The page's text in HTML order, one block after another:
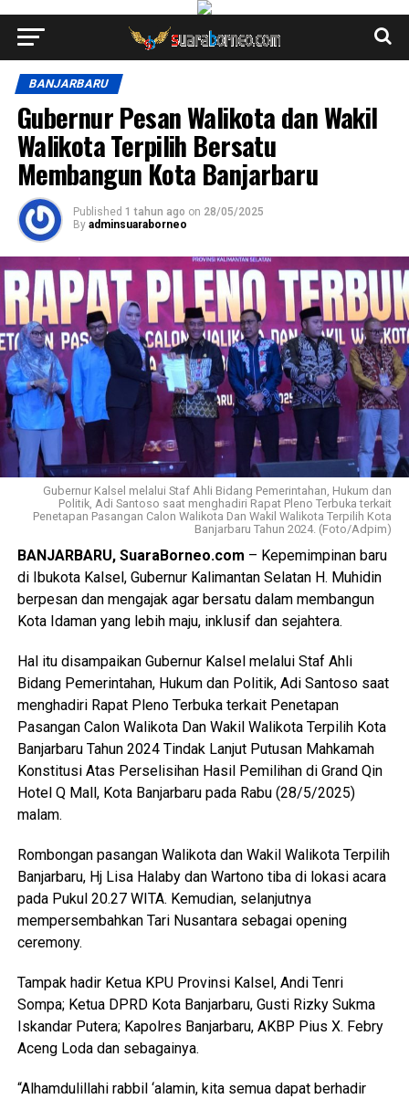
BANJARBARU
Gubernur Pesan Walikota dan Wakil
Walikota Terpilih Bersatu
Membangun Kota Banjarbaru
Published 1 tahun ago on 28/05/2025
By adminsuaraborneo
Gubernur Kalsel melalui Staf Ahli Bidang Pemerintahan, Hukum dan
Politik, Adi Santoso saat menghadiri Rapat Pleno Terbuka terkait
Penetapan Pasangan Calon Walikota Dan Wakil Walikota Terpilih Kota
Banjarbaru Tahun 2024. (Foto/Adpim)
BANJARBARU, SuaraBorneo.com – Kepemimpinan baru
di Ibukota Kalsel, Gubernur Kalimantan Selatan H. Muhidin
berpesan dan mengajak agar bersatu dalam membangun
Kota Idaman yang lebih maju, inklusif dan sejahtera.
Hal itu disampaikan Gubernur Kalsel melalui Staf Ahli
Bidang Pemerintahan, Hukum dan Politik, Adi Santoso saat
menghadiri Rapat Pleno Terbuka terkait Penetapan
Pasangan Calon Walikota Dan Wakil Walikota Terpilih Kota
Banjarbaru Tahun 2024 Tindak Lanjut Putusan Mahkamah
Konstitusi Atas Perselisihan Hasil Pemilihan di Grand Qin
Hotel Q Mall, Kota Banjarbaru pada Rabu (28/5/2025)
malam.
Rombongan pasangan Walikota dan Wakil Walikota Terpilih
Banjarbaru, Hj Lisa Halaby dan Wartono tiba di lokasi acara
pada Pukul 20.27 WITA. Kemudian, selanjutnya
mempersembahkan Tari Nusantara sebagai opening
ceremony.
Tampak hadir Ketua KPU Provinsi Kalsel, Andi Tenri
Sompa; Ketua DPRD Kota Banjarbaru, Gusti Rizky Sukma
Iskandar Putera; Kapolres Banjarbaru, AKBP Pius X. Febry
Aceng Loda dan sebagainya.
“Alhamdulillahi rabbil ‘alamin, kita semua dapat berhadir